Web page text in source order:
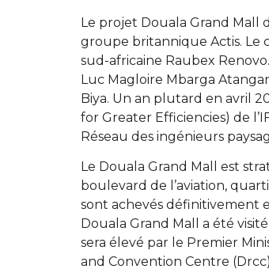
Le projet Douala Grand Mall
groupe britannique Actis. Le
sud-africaine Raubex
Luc Magloire Mbarga
Biya. Un an plutard en avril
for Greater Efficiencies) de
Réseau des ingénieurs
Le Douala Grand Mall est
boulevard de l’aviation,
sont achevés définitivement
Douala Grand Mall a été
sera élevé par le Premier
and Convention Centre